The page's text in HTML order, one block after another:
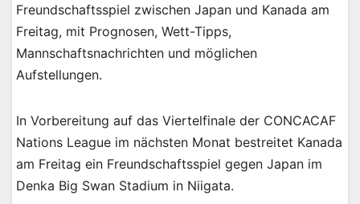
Freundschaftsspiel zwischen Japan und Kanada am
Freitag, mit Prognosen, Wett-Tipps,
Mannschaftsnachrichten und möglichen
Aufstellungen.
In Vorbereitung auf das Viertelfinale der CONCACAF
Nations League im nächsten Monat bestreitet Kanada
am Freitag ein Freundschaftsspiel gegen Japan im
Denka Big Swan Stadium in Niigata.